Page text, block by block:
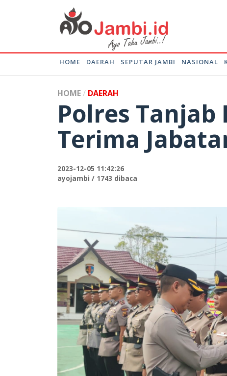
HOME DAERAH SEPUTAR JAMBI NASIONAL
HOME DAERAH
Polres Tanjab
Terima
2023-12-05 11:42:26
ayojambi / 1743 dibaca